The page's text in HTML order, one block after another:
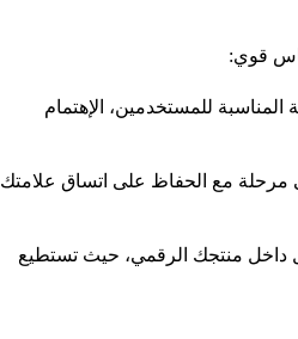
قوي:
للمستخدمين، الإهتمام
مرحلة مع الحفاظ على اتساق علامتك
داخل منتجك الرقمي، حيث تستطيع